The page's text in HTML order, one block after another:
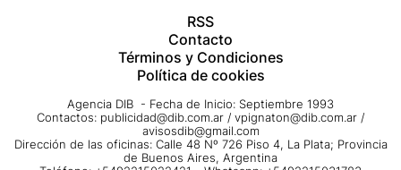
RSS
Contacto
Términos y Condiciones
Política de cookies
Agencia DIB - Fecha de Inicio: Septiembre 1993
Contactos: publicidad@dib.com.ar / vpignaton@dib.com.ar /
avisosdib@gmail.com
Dirección de las oficinas: Calle 48 Nº 726 Piso 4, La Plata; Provincia
de Buenos Aires, Argentina